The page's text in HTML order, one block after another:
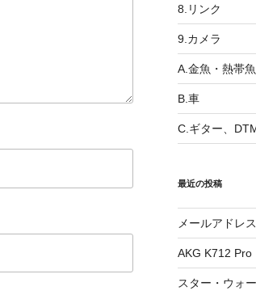
8.リンク
9.カメラ
A.金魚・熱帯魚
B.車
C.ギター、
最近の投稿
メールアドレ
AKG K712 Pro
スター・ウォ